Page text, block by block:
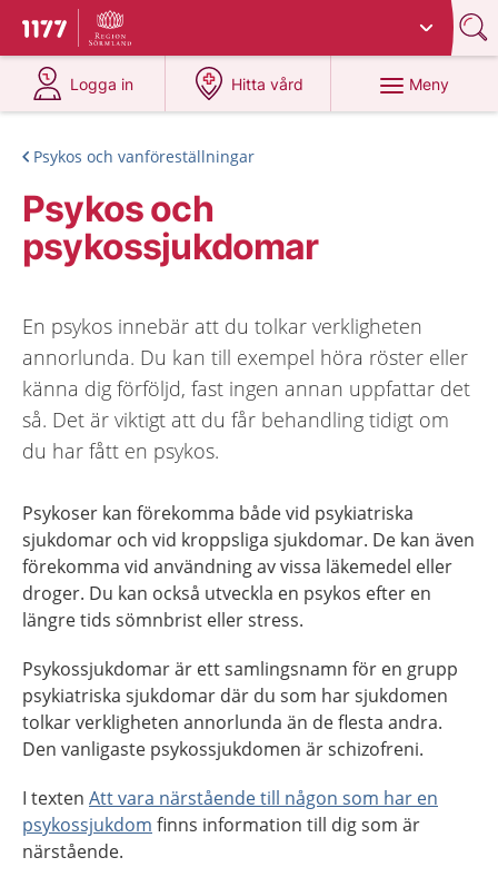
Till startsidan för 1177
Du har valt region
Logga in
på 1177.se
Hitta vård
på 1177.se
Meny
Psykos och vanföreställningar
Psykos och
psykossjukdomar
En psykos innebär att du tolkar verkligheten
annorlunda. Du kan till exempel höra röster eller
känna dig förföljd, fast ingen annan uppfattar det
så. Det är viktigt att du får behandling tidigt om
du har fått en psykos.
Psykoser kan förekomma både vid psykiatriska
sjukdomar och vid kroppsliga sjukdomar. De kan även
förekomma vid användning av vissa läkemedel eller
droger. Du kan också utveckla en psykos efter en
längre tids sömnbrist eller stress.
Psykossjukdomar är ett samlingsnamn för en grupp
psykiatriska sjukdomar där du som har sjukdomen
tolkar verkligheten annorlunda än de flesta andra.
Den vanligaste psykossjukdomen är schizofreni.
I texten Att vara närstående till någon som har en
psykossjukdom finns information till dig som är
närstående.